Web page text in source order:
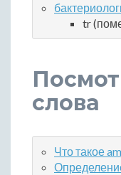
tr
слова
Что такое